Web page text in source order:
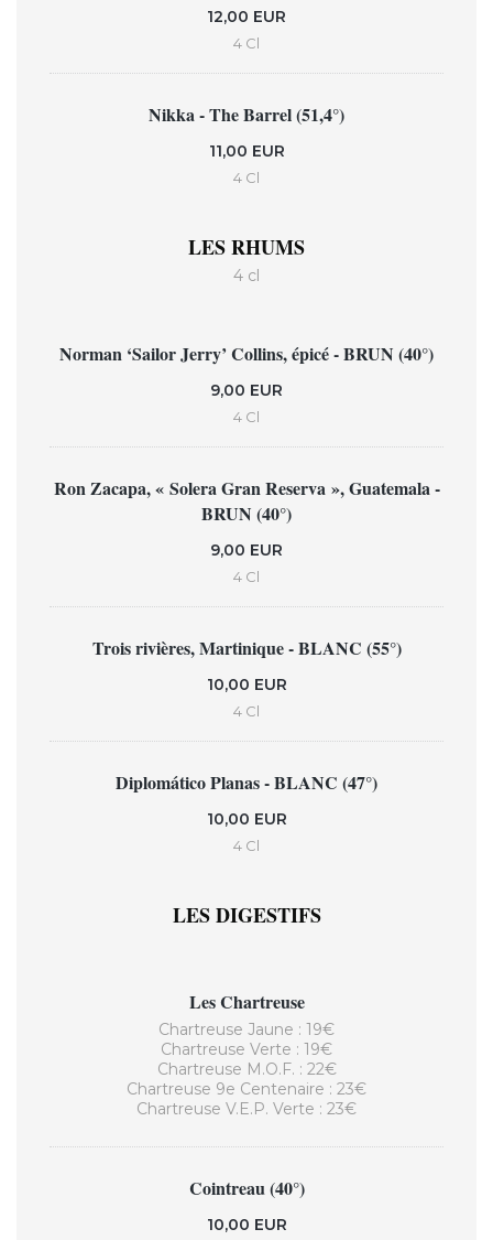
12,00 EUR
4 Cl
Nikka - The Barrel (51,4°)
11,00 EUR
4 Cl
LES RHUMS
4 cl
Norman ‘Sailor Jerry’ Collins, épicé - BRUN (40°)
9,00 EUR
4 Cl
Ron Zacapa, « Solera Gran Reserva », Guatemala -
BRUN (40°)
9,00 EUR
4 Cl
Trois rivières, Martinique - BLANC (55°)
10,00 EUR
4 Cl
Diplomático Planas - BLANC (47°)
10,00 EUR
4 Cl
LES DIGESTIFS
Les Chartreuse
Chartreuse Jaune : 19€
Chartreuse Verte : 19€
Chartreuse M.O.F. : 22€
Chartreuse 9e Centenaire : 23€
Chartreuse V.E.P. Verte : 23€
Cointreau (40°)
10,00 EUR